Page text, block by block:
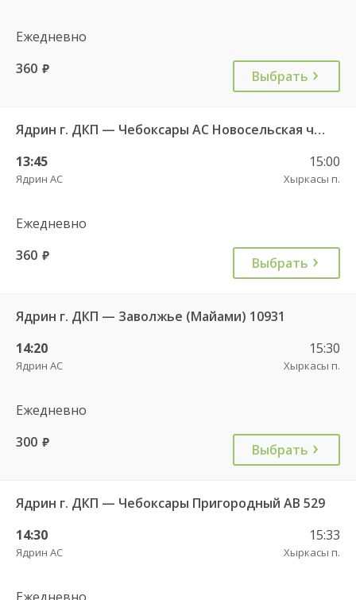
Ежедневно
360 руб. Выбрать
Ядрин г. ДКП — Чебоксары АС Новосельская ч/з Сареево д. 710
13:45
Ядрин АС
15:00
Хыркасы п.
Ежедневно
360 руб. Выбрать
Ядрин г. ДКП — Заволжье (Майами) 10931
14:20
Ядрин АС
15:30
Хыркасы п.
Ежедневно
300 руб. Выбрать
Ядрин г. ДКП — Чебоксары Пригородный АВ 529
14:30
Ядрин АС
15:33
Хыркасы п.